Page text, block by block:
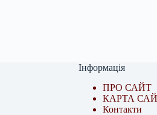
Інформація
ПРО САЙТ
КАРТА
Контакти